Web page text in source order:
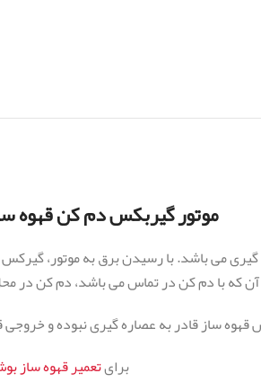
موتور گیربکس دم کن قهوه
گیری می باشد. با رسیدن برق به موتور،
که با دم کن در تماس می باشد، دم کن در
ساز قادر به عصاره گیری نبوده و
برایتعمیر قهوه ساز